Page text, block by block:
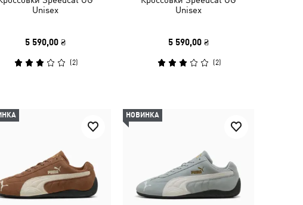
Unisex
5 590,00 ₴
(2)
Unisex
5 590,00 ₴
(2)
НОВИНКА